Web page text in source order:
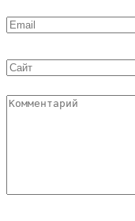
Email
Сайт
Комментарий